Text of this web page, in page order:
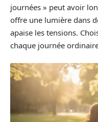
journées » peut avoir
offre une lumière dans
apaise les tensions.
chaque journée